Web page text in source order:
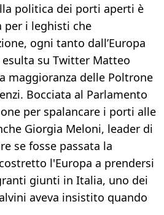
politica dei porti aperti è
per i leghisti che
ogni tanto dall’Europa
su Twitter Matteo
maggioranza delle Poltrone
Bocciata al Parlamento
per spalancare i porti alle
Giorgia Meloni, leader di
se fosse passata la
l'Europa a prendersi
giunti in Italia, uno dei
aveva insistito quando